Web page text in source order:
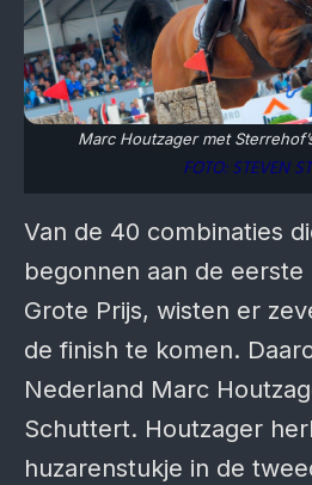
Marc Houtzager met
FOTO: STEVEN
Van de 40 combinaties
begonnen aan de eerste
Grote Prijs, wisten er
de finish te komen.
Nederland Marc
Schuttert. Houtzager
huzarenstukje in de